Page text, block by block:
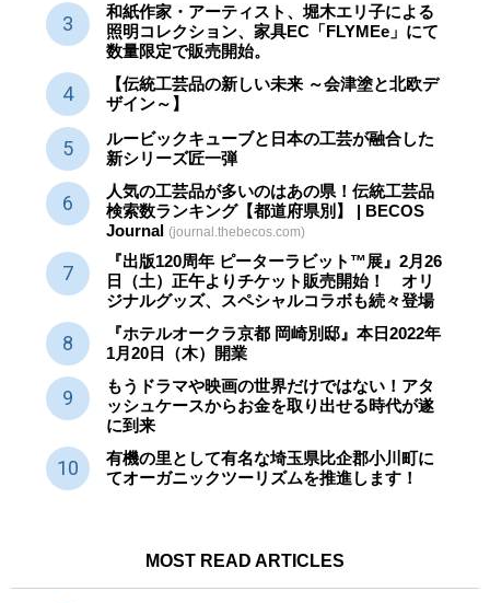
和紙作家・アーティスト、堀木エリ子による
照明コレクション、家具EC「FLYMEe」にて
数量限定で販売開始。
【伝統工芸品の新しい未来 ～会津塗と北欧デ
ザイン～】
ルービックキューブと日本の工芸が融合した
新シリーズ匠一弾
人気の工芸品が多いのはあの県！伝統工芸品
検索数ランキング【都道府県別】 | BECOS
Journal (journal.thebecos.com)
『出版120周年 ピーターラビット™展』2月26
日（土）正午よりチケット販売開始！ オリ
ジナルグッズ、スペシャルコラボも続々登場
『ホテルオークラ京都 岡崎別邸』本日2022年
1月20日（木）開業
もうドラマや映画の世界だけではない！アタ
ッシュケースからお金を取り出せる時代が遂
に到来
有機の里として有名な埼玉県比企郡小川町に
てオーガニックツーリズムを推進します！
MOST READ ARTICLES